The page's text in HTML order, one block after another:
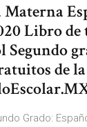
Materna
Libro
Segundo
de la
Grado: